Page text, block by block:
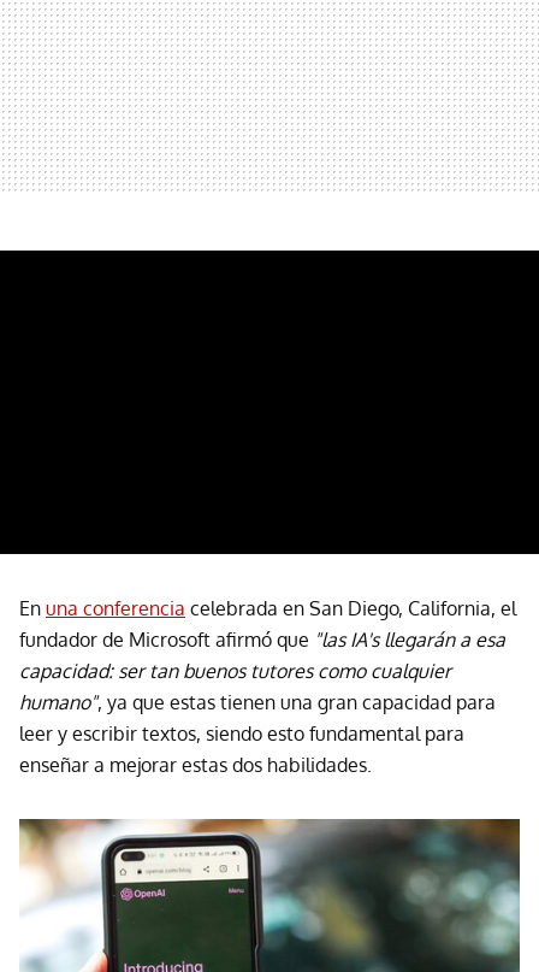
En una conferencia celebrada en San Diego, California, el
fundador de Microsoft afirmó que "las IA's llegarán a esa
capacidad: ser tan buenos tutores como cualquier
humano", ya que estas tienen una gran capacidad para
leer y escribir textos, siendo esto fundamental para
enseñar a mejorar estas dos habilidades.